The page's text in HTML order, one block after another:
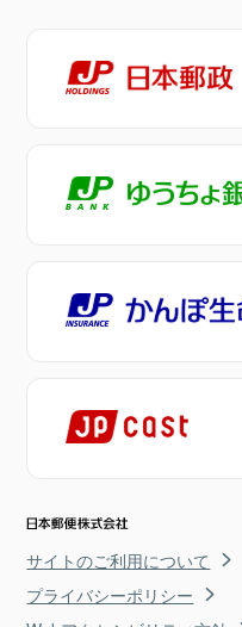
サイトのご利用について
プライバシーポリシー